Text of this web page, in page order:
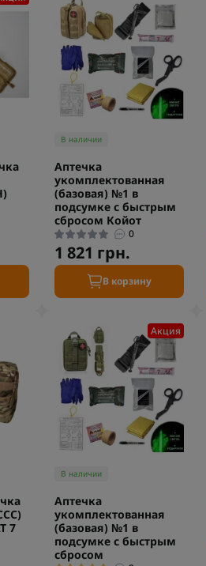
В наличии
Аптечка
укомплектованная
(базовая) №1 в
подсумке с быстрым
сбросом Койот
0
1 821 грн.
В корзину
7
Акция
В наличии
Аптечка
укомплектованная
(базовая) №1 в
подсумке с быстрым
сбросом